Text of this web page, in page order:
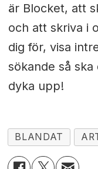
är Blocket, att
och att skriva i
dig för, visa
sökande så
dyka upp!
BLANDAT